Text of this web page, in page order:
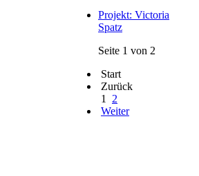
Projekt: Victoria
Spatz
Seite 1 von 2
Start
Zurück
1
2
Weiter